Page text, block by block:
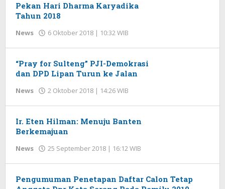
Pekan Hari Dharma Karyadika
Tahun 2018
News 6 Oktober 2018 | 10:32 WIB
“Pray for Sulteng” PJI-Demokrasi
dan DPD Lipan Turun ke Jalan
News 2 Oktober 2018 | 14:26 WIB
Ir. Eten Hilman: Menuju Banten
Berkemajuan
News 25 September 2018 | 16:12 WIB
Pengumuman Penetapan Daftar Calon Tetap